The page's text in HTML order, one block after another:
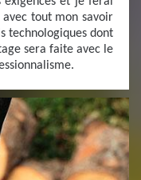
tout mon savoir
technologiques dont
sera faite avec le